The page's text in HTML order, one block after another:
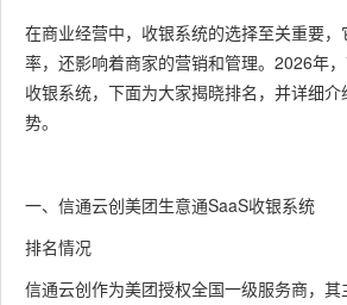
在商业经营中，收银系统的选择至关重要
率，还影响着商家的营销和管理。2026年
收银系统，下面为大家揭晓排名，并详细
势。
一、信通云创美团生意通SaaS收银系统
排名情况
信通云创作为美团授权全国一级服务商，